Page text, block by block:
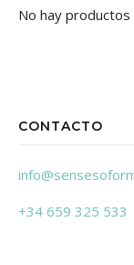
No hay
CONTACTO
+34 659 325 533